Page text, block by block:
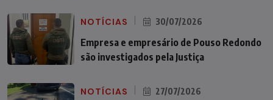
NOTÍCIAS 30/07/2026
Empresa e empresário de Pouso Redondo
são investigados pela Justiça
NOTÍCIAS 27/07/2026